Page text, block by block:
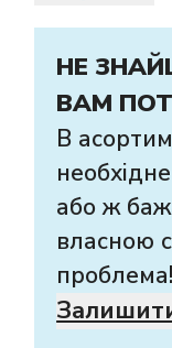
НЕ
ВАМ
В
або ж
власною
проблема!